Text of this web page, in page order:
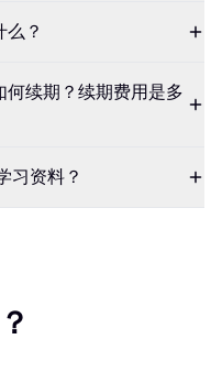
？
续期？续期费用是多
习资料？